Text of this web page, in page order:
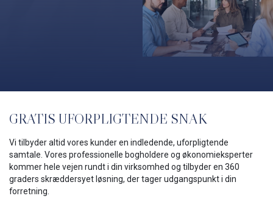
GRATIS UFORPLIGTENDE SNAK
Vi tilbyder altid vores kunder en indledende, uforpligtende
samtale. Vores professionelle bogholdere og økonomieksperter
kommer hele vejen rundt i din virksomhed og tilbyder en 360
graders skræddersyet løsning, der tager udgangspunkt i din
forretning.